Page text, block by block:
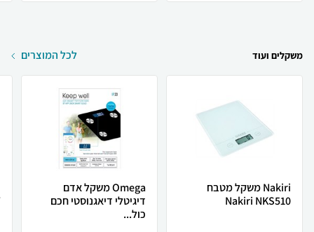
משקלים ועוד לכל המוצרים
Nakiri ‏משקל מטבח
Nakiri NKS510
Omega משקל אדם
דיגיטלי דיאגנוסטי חכם
כול...